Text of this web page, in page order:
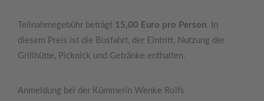
Teilnahmegebühr beträgt 15,00 Euro pro Person. In
diesem Preis ist die Busfahrt, der Eintritt, Nutzung der
Grillhütte, Picknick und Getränke enthalten.
Anmeldung bei der Kümmerin Wenke Rolfs